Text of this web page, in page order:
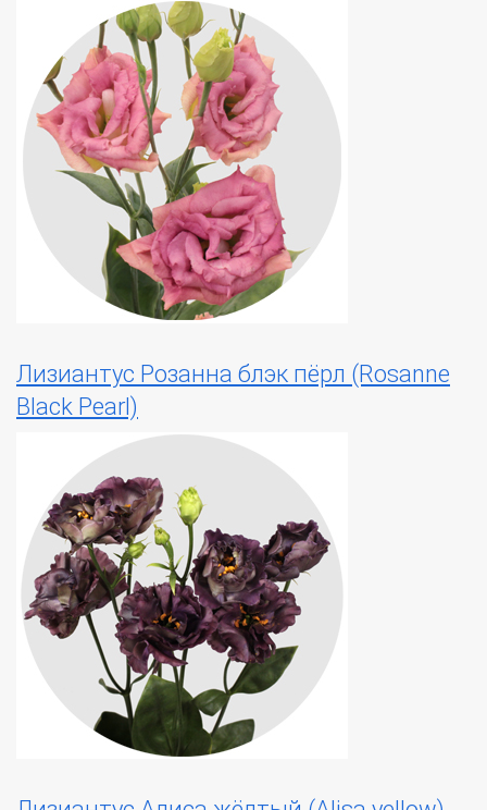
Лизиантус Розанна блэк пёрл (Rosanne
Black Pearl)